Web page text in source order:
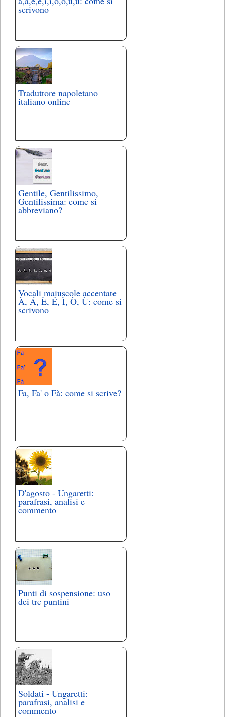
scrivono
Traduttore napoletano
italiano online
Gentile, Gentilissimo,
Gentilissima: come si
abbreviano?
Vocali maiuscole accentate
À, Á, È, É, Ì, Ò, Ù: come si
scrivono
Fa, Fa' o Fà: come si scrive?
D'agosto - Ungaretti:
parafrasi, analisi e
commento
Punti di sospensione: uso
dei tre puntini
Soldati - Ungaretti:
parafrasi, analisi e
commento